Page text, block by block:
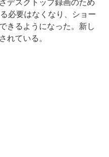
デスクトップ録画のため
必要はなくなり、ショー
きるようになった。新し
れている。